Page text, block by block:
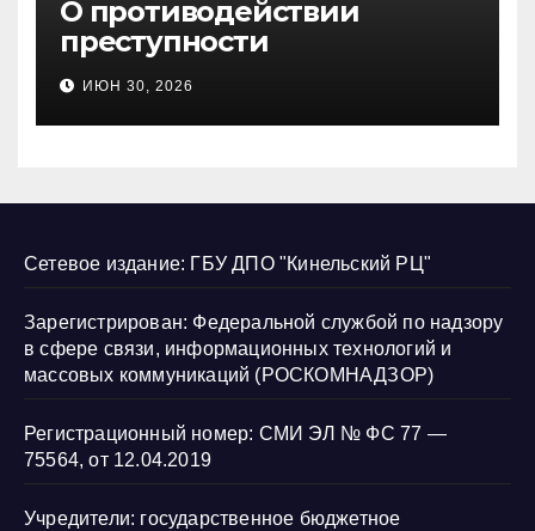
О противодействии
преступности
несовершеннолетних и
нарушению их прав
ИЮН 30, 2026
Сетевое издание: ГБУ ДПО "Кинельский РЦ"
Зарегистрирован: Федеральной службой по надзору
в сфере связи, информационных технологий и
массовых коммуникаций (РОСКОМНАДЗОР)
Регистрационный номер: СМИ ЭЛ № ФС 77 —
75564, от 12.04.2019
Учредители: государственное бюджетное